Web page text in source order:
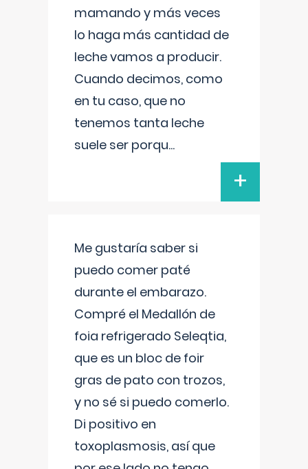
mamando y más veces
lo haga más cantidad de
leche vamos a producir.
Cuando decimos, como
en tu caso, que no
tenemos tanta leche
suele ser porqu...
+
Me gustaría saber si
puedo comer paté
durante el embarazo.
Compré el Medallón de
foia refrigerado Seleqtia,
que es un bloc de foir
gras de pato con trozos,
y no sé si puedo comerlo.
Di positivo en
toxoplasmosis, así que